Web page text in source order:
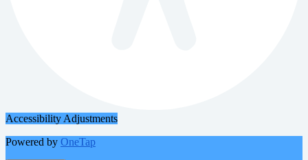
Accessibility Adjustments
Powered by OneTap